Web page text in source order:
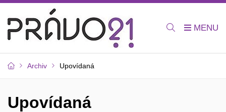
Archiv Upovídaná
Upovídaná